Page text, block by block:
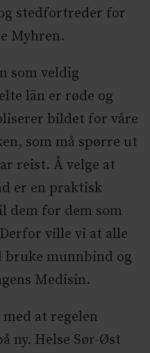
stedfortreder for
Myhren.
som veldig
län er røde og
bildet for våre
som må spørre ut
reist. Å velge at
er en praktisk
dem for dem som
ville vi at alle
bruke munnbind og
Medisin.
at regelen
ny. Helse Sør-Øst